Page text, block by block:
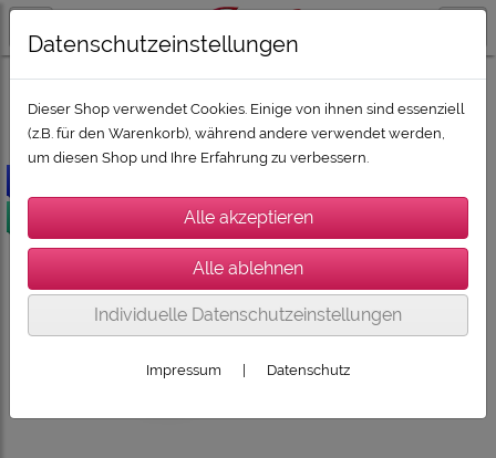
ZUBEHÖR
Datenschutzeinstellungen
Dieser Shop verwendet Cookies. Einige von ihnen sind essenziell
(z.B. für den Warenkorb), während andere verwendet werden,
um diesen Shop und Ihre Erfahrung zu verbessern.
Individuelle Datenschutzeinstellungen
Impressum Datenschutz